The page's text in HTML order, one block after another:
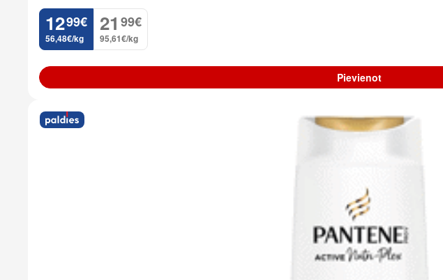
12
. 99€
56,48€/kg
21
. 99€
95,61€/kg
Pievienot